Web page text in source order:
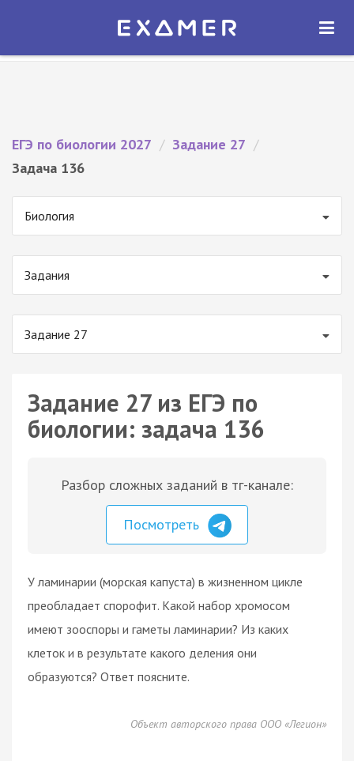
Экзамер — ЕГЭ 2027
ОТКРЫТЬ
ЕГЭ по биологии 2027 / Задание 27 /
Задача 136
Биология
Задания
Задание 27
Задание 27 из ЕГЭ по
биологии: задача 136
Разбор сложных заданий в тг-канале:
Посмотреть
У ламинарии (морская капуста) в жизненном цикле
преобладает спорофит. Какой набор хромосом
имеют зооспоры и гаметы ламинарии? Из каких
клеток и в результате какого деления они
образуются? Ответ поясните.
Объект авторского права ООО «Легион»